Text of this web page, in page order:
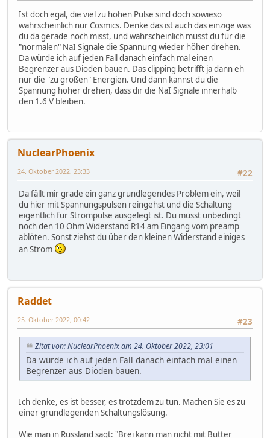
Ist doch egal, die viel zu hohen Pulse sind doch sowieso
wahrscheinlich nur Cosmics. Denke das ist auch das einzige was
du da gerade noch misst, und wahrscheinlich musst du für die
"normalen" NaI Signale die Spannung wieder höher drehen.
Da würde ich auf jeden Fall danach einfach mal einen
Begrenzer aus Dioden bauen. Das clipping betrifft ja dann eh
nur die "zu großen" Energien. Und dann kannst du die
Spannung höher drehen, dass dir die NaI Signale innerhalb
den 1.6 V bleiben.
NuclearPhoenix
#22
24. Oktober 2022, 23:33
Da fällt mir grade ein ganz grundlegendes Problem ein, weil
du hier mit Spannungspulsen reingehst und die Schaltung
eigentlich für Strompulse ausgelegt ist. Du musst unbedingt
noch den 10 Ohm Widerstand R14 am Eingang vom preamp
ablöten. Sonst ziehst du über den kleinen Widerstand einiges
an Strom
Raddet
#23
25. Oktober 2022, 00:42
Zitat von: NuclearPhoenix am 24. Oktober 2022, 23:01
Da würde ich auf jeden Fall danach einfach mal einen
Begrenzer aus Dioden bauen.
Ich denke, es ist besser, es trotzdem zu tun. Machen Sie es zu
einer grundlegenden Schaltungslösung.
Wie man in Russland sagt: "Brei kann man nicht mit Butter